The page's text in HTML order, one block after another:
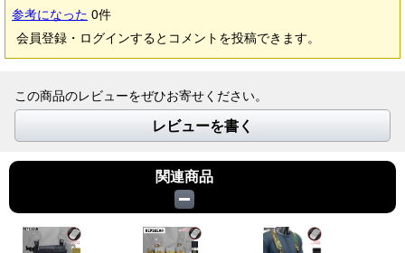
参考になった 0件
会員登録・ログインするとコメントを投稿できます。
この商品のレビューをぜひお寄せください。
レビューを書く
関連商品